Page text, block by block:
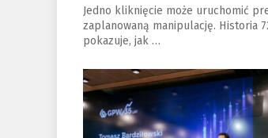
Jedno kliknięcie może uruchomić
zaplanowaną manipulację. Historia
pokazuje, jak …
a